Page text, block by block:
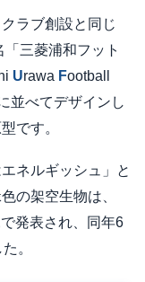
ラブ創設と同じ
三菱浦和フット
Urawa Football
並べてデザインし
です。
ネルギッシュ」と
の架空生物は、
発表され、同年6
。